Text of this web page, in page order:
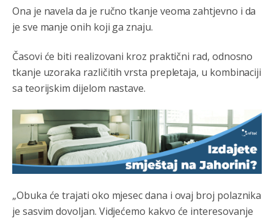
Ona je navela da je ručno tkanje veoma zahtjevno i da
je sve manje onih koji ga znaju.
Časovi će biti realizovani kroz praktični rad, odnosno
tkanje uzoraka različitih vrsta prepletaja, u kombinaciji
sa teorijskim dijelom nastave.
„Obuka će trajati oko mjesec dana i ovaj broj polaznika
je sasvim dovoljan. Vidjećemo kakvo će interesovanje
Анонимно2553747 8/4/2026 8:40
Lakše je tući djecu popalama.nego
Анонимно2797823 8/4/2026 1:29
Nema bolesti kao sto jemrznja.Nema
Анонимно2797823 8/4/2026
CUJTE,SRBI! CUVAJTE SE SEBE...Arcibald Rajs
Анонимно2762881 8/4/2026 4:40
bahatlook